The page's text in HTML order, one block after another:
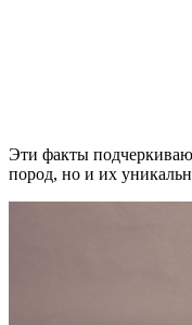
Эти факты
пород, но и их